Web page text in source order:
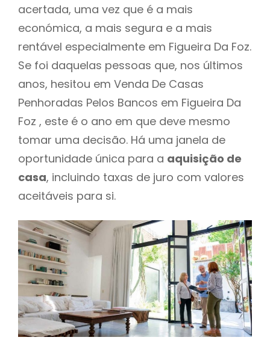
acertada, uma vez que é a mais
económica, a mais segura e a mais
rentável especialmente em Figueira Da Foz.
Se foi daquelas pessoas que, nos últimos
anos, hesitou em Venda De Casas
Penhoradas Pelos Bancos em Figueira Da
Foz , este é o ano em que deve mesmo
tomar uma decisão. Há uma janela de
oportunidade única para a aquisição de
casa, incluindo taxas de juro com valores
aceitáveis para si.